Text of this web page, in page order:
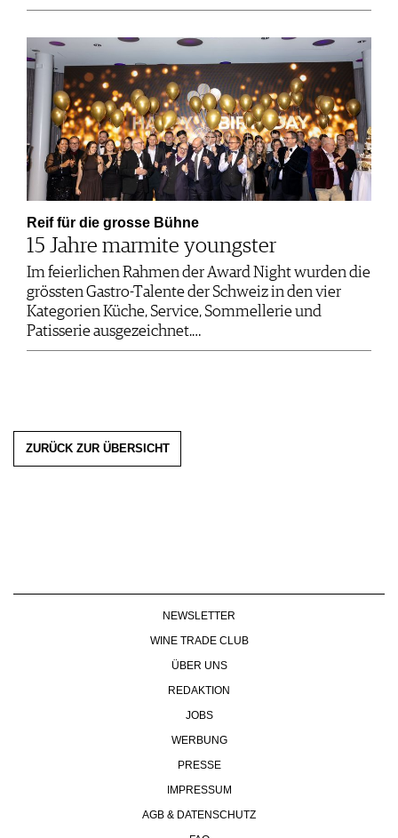
Reif für die grosse Bühne
15 Jahre marmite youngster
Im feierlichen Rahmen der Award Night wurden die
grössten Gastro-Talente der Schweiz in den vier
Kategorien Küche, Service, Sommellerie und
Patisserie ausgezeichnet.…
ZURÜCK ZUR ÜBERSICHT
NEWSLETTER
WINE TRADE CLUB
ÜBER UNS
REDAKTION
JOBS
WERBUNG
PRESSE
IMPRESSUM
AGB & DATENSCHUTZ